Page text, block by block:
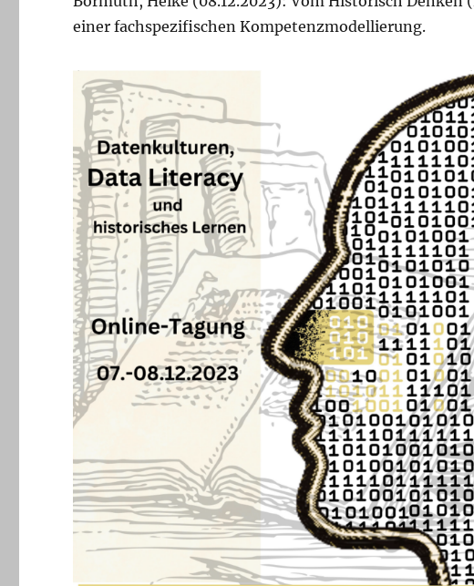
einer fachspezifischen Kompetenzmodellierung.